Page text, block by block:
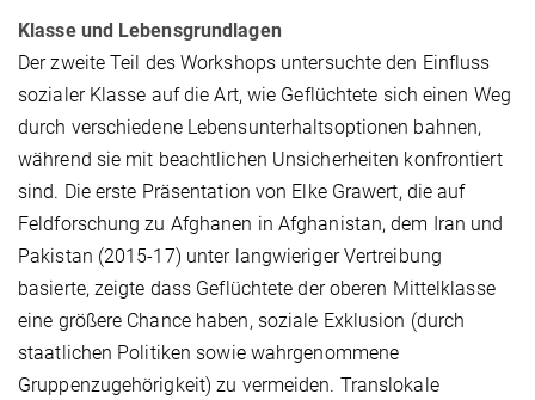
Klasse und Lebensgrundlagen
Der zweite Teil des Workshops untersuchte den Einfluss
sozialer Klasse auf die Art, wie Geflüchtete sich einen Weg
durch verschiedene Lebensunterhaltsoptionen bahnen,
während sie mit beachtlichen Unsicherheiten konfrontiert
sind. Die erste Präsentation von Elke Grawert, die auf
Feldforschung zu Afghanen in Afghanistan, dem Iran und
Pakistan (2015-17) unter langwieriger Vertreibung
basierte, zeigte dass Geflüchtete der oberen Mittelklasse
eine größere Chance haben, soziale Exklusion (durch
staatlichen Politiken sowie wahrgenommene
Gruppenzugehörigkeit) zu vermeiden. Translokale